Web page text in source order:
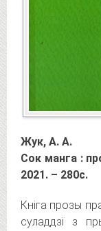
Жук, А. А.
Сок манга :
2021. – 280с.
Кніга прозы
суладдзі з